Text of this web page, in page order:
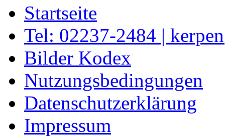
Startseite
Tel: 02237-2484 |
Bilder Kodex
Nutzungsbedingungen
Datenschutzerklärung
Impressum